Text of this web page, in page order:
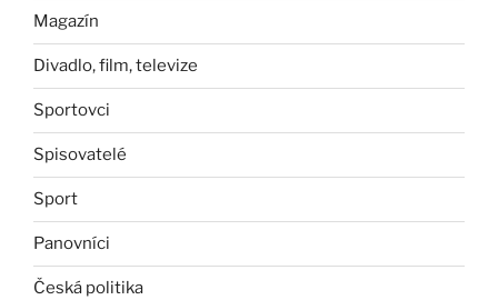
Magazín
Divadlo, film, televize
Sportovci
Spisovatelé
Sport
Panovníci
Česká politika